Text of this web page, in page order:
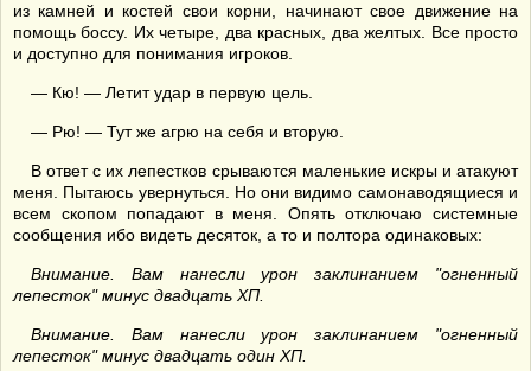
из камней и костей свои корни, начинают свое движение на
помощь боссу. Их четыре, два красных, два желтых. Все просто
и доступно для понимания игроков.
— Кю! — Летит удар в первую цель.
— Рю! — Тут же агрю на себя и вторую.
В ответ с их лепестков срываются маленькие искры и атакуют
меня. Пытаюсь увернуться. Но они видимо самонаводящиеся и
всем скопом попадают в меня. Опять отключаю системные
сообщения ибо видеть десяток, а то и полтора одинаковых:
Внимание. Вам нанесли урон заклинанием "огненный
лепесток" минус двадцать ХП.
Внимание. Вам нанесли урон заклинанием "огненный
лепесток" минус двадцать один ХП.